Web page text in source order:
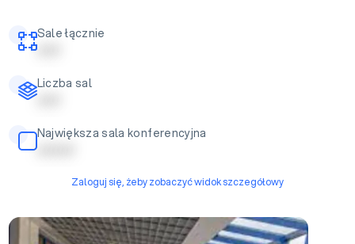
Sale łącznie
| | | | |
Liczba sal
| | | | |
Największa sala konferencyjna
| | | | | | | |
Zaloguj się, żeby zobaczyć widok szczegółowy
Sala szkoleniowa w Terminalu B na tarasie widokowym